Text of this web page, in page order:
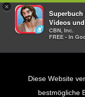
×
Videos
CBN, Inc.
FREE - In
Diese Website
bestmögliche